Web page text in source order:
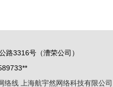
路3316号（漕荣公司）
络线 上海航宇然网络科技有限公司